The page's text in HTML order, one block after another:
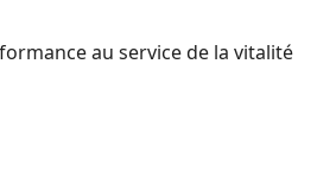
au service de la vitalité